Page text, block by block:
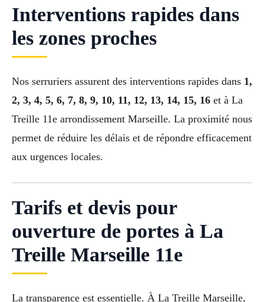
Interventions rapides dans
les zones proches
Nos serruriers assurent des interventions rapides dans 1,
2, 3, 4, 5, 6, 7, 8, 9, 10, 11, 12, 13, 14, 15, 16 et à La
Treille 11e arrondissement Marseille. La proximité nous
permet de réduire les délais et de répondre efficacement
aux urgences locales.
Tarifs et devis pour
ouverture de portes à La
Treille Marseille 11e
La transparence est essentielle. À La Treille Marseille,